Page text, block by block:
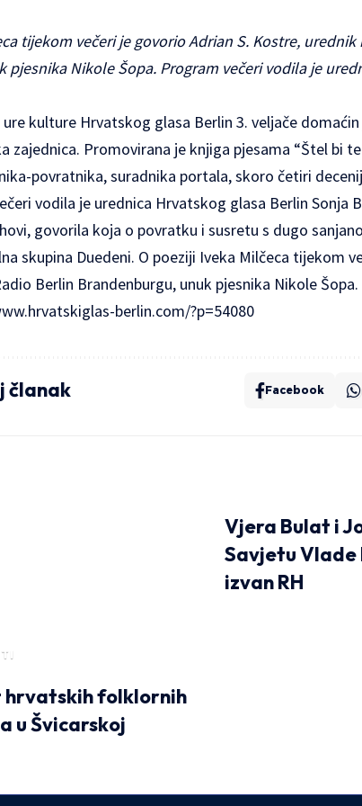
tijekom večeri je govorio Adrian S. Kostre, urednik
pjesnika Nikole Šopa. Program večeri vodila je
kulture Hrvatskog glasa Berlin 3. veljače
zajednica. Promovirana je knjiga pjesama “Štel bi
povratnika, suradnika portala, skoro četiri
vodila je urednica Hrvatskog glasa Berlin Sonja
govorila koja o povratku i susretu s dugo
skupina Duedeni. O poeziji Iveka Milčeca tijekom
Berlin Brandenburgu, unuk pjesnika Nikole Šopa.
berlin.com/?p=54080
članak Facebook
hrvatskih folklornih
u Švicarskoj
Vjera Bulat i
Savjetu Vlade
izvan RH